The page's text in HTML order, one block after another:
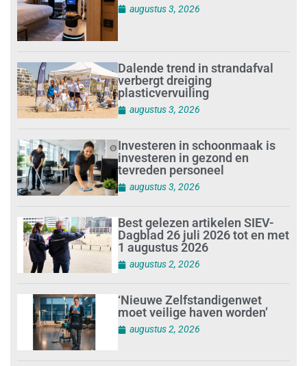
augustus 3, 2026
Dalende trend in strandafval
verbergt dreiging
plasticvervuiling
augustus 3, 2026
Investeren in schoonmaak is
investeren in gezond en
tevreden personeel
augustus 3, 2026
Best gelezen artikelen SIEV-
Dagblad 26 juli 2026 tot en met
1 augustus 2026
augustus 2, 2026
‘Nieuwe Zelfstandigenwet
moet veilige haven worden’
augustus 2, 2026